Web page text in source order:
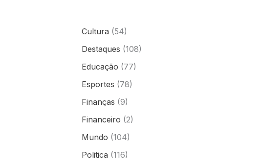
Cultura (54)
Destaques (108)
Educação (77)
Esportes (78)
Finanças (9)
Financeiro (2)
Mundo (104)
Politica (116)